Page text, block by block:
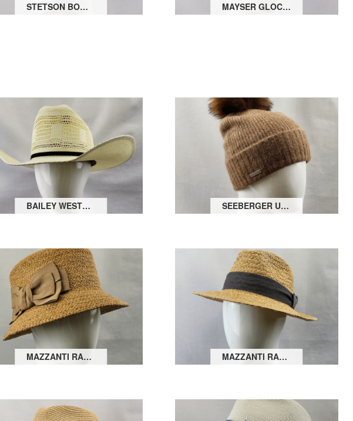
STETSON BOWLER MAYSER GLOCKE PERRY
BAILEY WESTERNHUT DESERT BREEZE SEEBERGER UMSCHLAGMÜTZE MIT ABNEHMBAREN BOMMEL
MAZZANTI RAFFIA BORTEN GLOCKE MAZZANTI RAFFIA BOGART